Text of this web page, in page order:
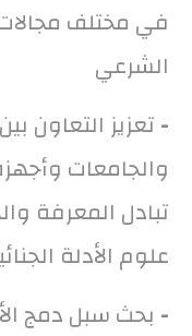
في مختلف مجالات
الشرعي
-تعزيز التعاون
والجامعات
تبادل المعرفة
علوم الأدلة
- بحث سبل دمج